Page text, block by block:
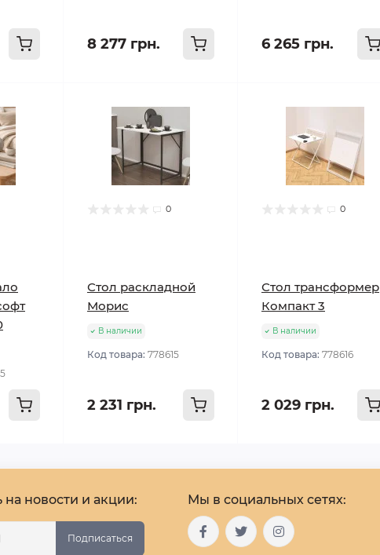
8 277 грн. 6 265 грн.
0
Стол раскладной
Морис
В наличии
Код товара: 778615
2 231 грн.
0
Стол трансформер
Компакт 3
В наличии
Код товара: 778616
2 029 грн.
новости и акции:
Подписаться
Мы в социальных сетях: